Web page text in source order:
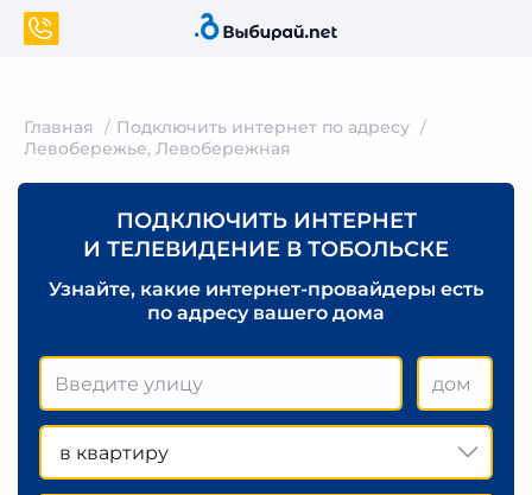
Главная
Подключить интернет по адресу
Левобережье, Левобережная
ПОДКЛЮЧИТЬ ИНТЕРНЕТ
И ТЕЛЕВИДЕНИЕ В ТОБОЛЬСКЕ
Узнайте, какие интернет-провайдеры есть
по адресу вашего дома
в квартиру